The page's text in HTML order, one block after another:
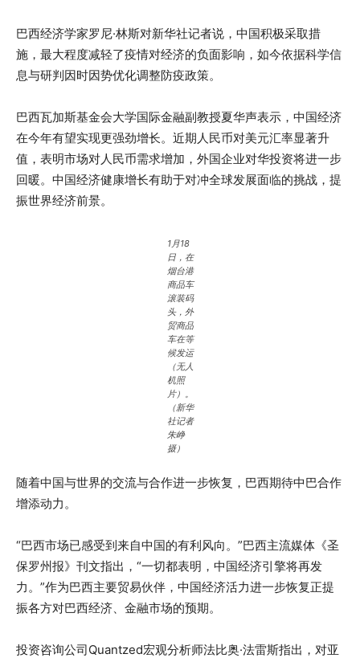
巴西经济学家罗尼·林斯对新华社记者说，中国积极采取措
施，最大程度减轻了疫情对经济的负面影响，如今依据科学信
息与研判因时因势优化调整防疫政策。
巴西瓦加斯基金会大学国际金融副教授夏华声表示，中国经济
在今年有望实现更强劲增长。近期人民币对美元汇率显著升
值，表明市场对人民币需求增加，外国企业对华投资将进一步
回暖。中国经济健康增长有助于对冲全球发展面临的挑战，提
振世界经济前景。
1月18
日，在
烟台港
商品车
滚装码
头，外
贸商品
车在等
候发运
（无人
机照
片）。
（新华
社记者
朱峥
摄）
随着中国与世界的交流与合作进一步恢复，巴西期待中巴合作
增添动力。
“巴西市场已感受到来自中国的有利风向。”巴西主流媒体《圣
保罗州报》刊文指出，“一切都表明，中国经济引擎将再发
力。”作为巴西主要贸易伙伴，中国经济活力进一步恢复正提
振各方对巴西经济、金融市场的预期。
投资咨询公司Quantzed宏观分析师法比奥·法雷斯指出，对亚